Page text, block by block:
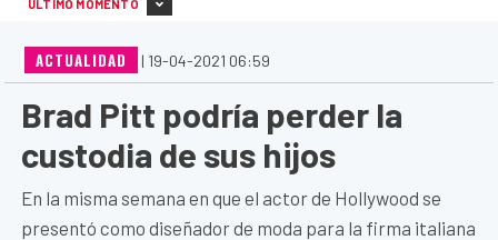
ÚLTIMO MOMENTO
ACTUALIDAD | 19-04-2021 06:59
Brad Pitt podría perder la
custodia de sus hijos
En la misma semana en que el actor de Hollywood se
presentó como diseñador de moda para la firma italiana